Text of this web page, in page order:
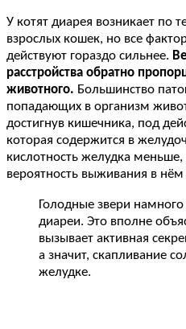
У котят диарея возникает по
взрослых кошек, но все
действуют гораздо сильнее.
расстройства обратно
животного. Большинство
попадающих в организм
достигнув кишечника, под
которая содержится в
кислотность желудка меньше,
вероятность выживания в
Голодные звери
диареи. Это вполне
вызывает активная
а значит, скапливание
желудке.